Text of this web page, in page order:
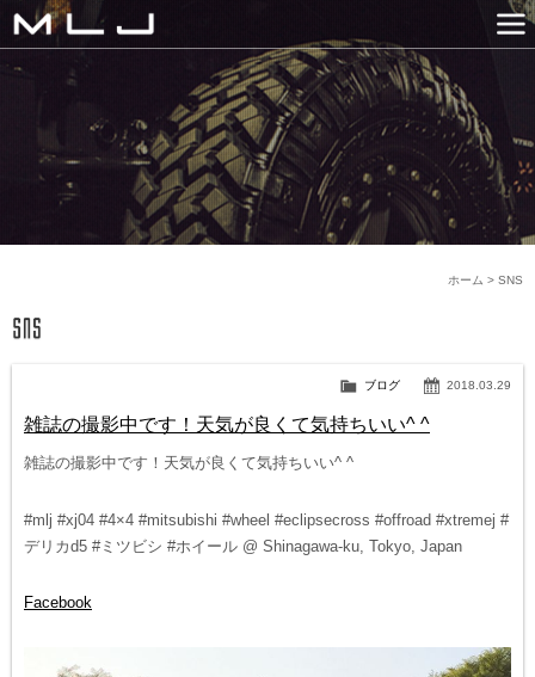
MLJ / Lexani(レクサーニ
GALLERY
SNS
NEWS
COMPANY
HISTORY
CONTACT US
LINK
SNS
ホーム >
2018.03.29
ブログ
雑誌の撮影中です！天気が良くて気持ちいい^ ^
雑誌の撮影中です！天気が良くて気持ちいい^ ^
#mlj #xj04 #4×4 #mitsubishi #wheel #eclipsecross #offroad #xtremej #
デリカd5 #ミツビシ #ホイール @ Shinagawa-ku, Tokyo, Japan
Facebook